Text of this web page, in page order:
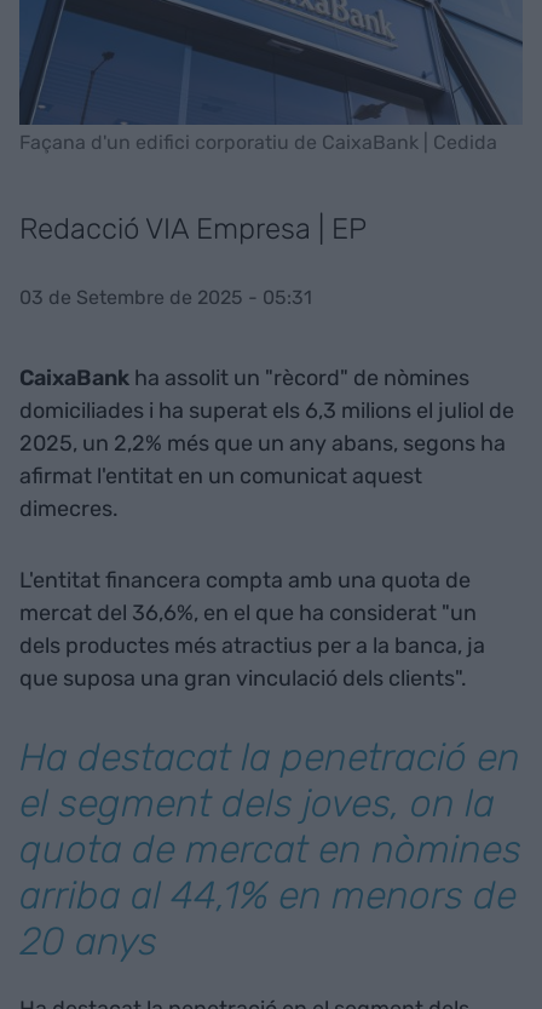
Façana d'un edifici corporatiu de CaixaBank | Cedida
Redacció VIA Empresa | EP
03 de Setembre de 2025 - 05:31
CaixaBank ha assolit un "rècord" de nòmines
domiciliades i ha superat els 6,3 milions el juliol de
2025, un 2,2% més que un any abans, segons ha
afirmat l'entitat en un comunicat aquest
dimecres.
L'entitat financera compta amb una quota de
mercat del 36,6%, en el que ha considerat "un
dels productes més atractius per a la banca, ja
que suposa una gran vinculació dels clients".
Ha destacat la penetració en
el segment dels joves, on la
quota de mercat en nòmines
arriba al 44,1% en menors de
20 anys